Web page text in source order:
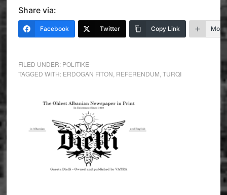
Share via:
Facebook Twitter Copy Link More
FILED UNDER: POLITIKE
TAGGED WITH: ERDOGAN FITON REFERENDUM TURQI